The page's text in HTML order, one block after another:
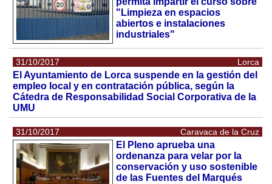
"Limpieza en espacios
abiertos e instalaciones
industriales"
31/10/2017 Lorca
El Ayuntamiento de Lorca suspende en la gestión del
empleo local y en contratación pública, según la
Cátedra de Responsabilidad Social Corporativa de la
UMU
31/10/2017 Caravaca de la Cruz
El Pleno aprueba una
ordenanza para velar por la
conservación y uso sostenible
de las Fuentes del Marqués